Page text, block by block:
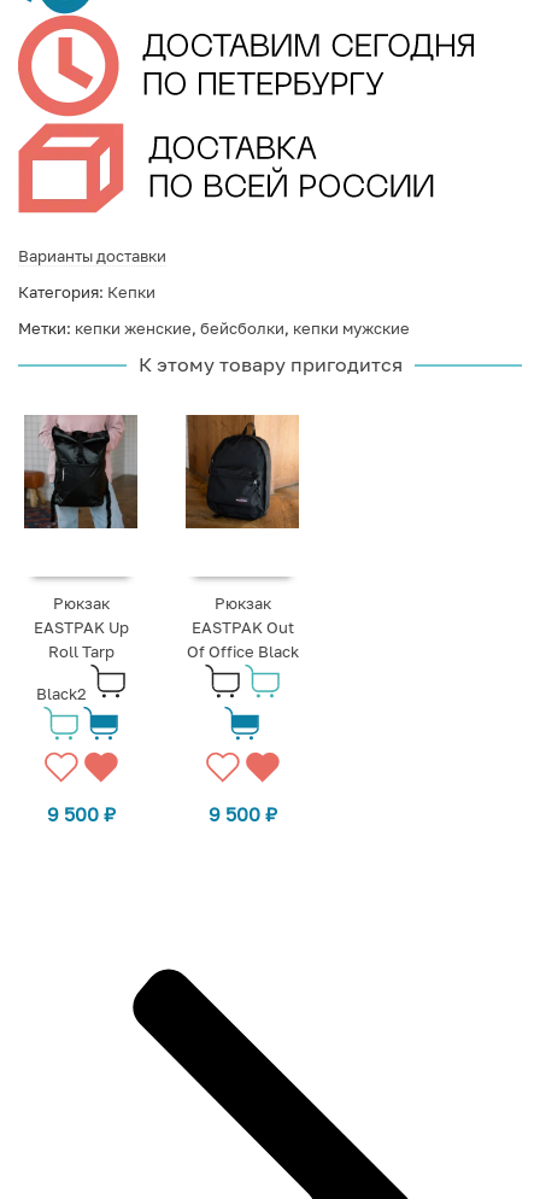
Варианты доставки
Категория: Кепки
Метки: кепки женские, бейсболки, кепки мужские
К этому товару пригодится
Рюкзак
EASTPAK Up
Roll Tarp
Black2
9 500 ₽
Рюкзак
EASTPAK Out
Of Office Black
9 500 ₽